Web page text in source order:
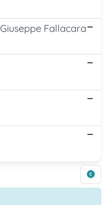
Giuseppe Fallacara